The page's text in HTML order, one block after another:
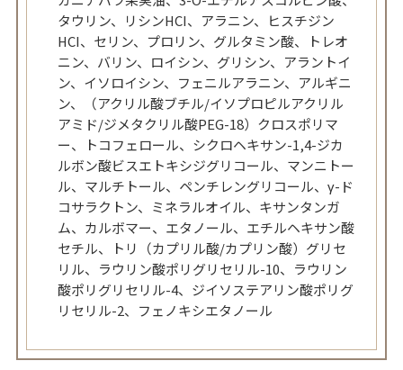
タウリン、リシンHCI、アラニン、ヒスチジン
HCI、セリン、プロリン、グルタミン酸、トレオ
ニン、バリン、ロイシン、グリシン、アラントイ
ン、イソロイシン、フェニルアラニン、アルギニ
ン、（アクリル酸ブチル/イソプロピルアクリル
アミド/ジメタクリル酸PEG-18）クロスポリマ
ー、トコフェロール、シクロヘキサン-1,4-ジカ
ルボン酸ビスエトキシジグリコール、マンニトー
ル、マルチトール、ペンチレングリコール、γ-ド
コサラクトン、ミネラルオイル、キサンタンガ
ム、カルボマー、エタノール、エチルヘキサン酸
セチル、トリ（カプリル酸/カプリン酸）グリセ
リル、ラウリン酸ポリグリセリル-10、ラウリン
酸ポリグリセリル-4、ジイソステアリン酸ポリグ
リセリル-2、フェノキシエタノール